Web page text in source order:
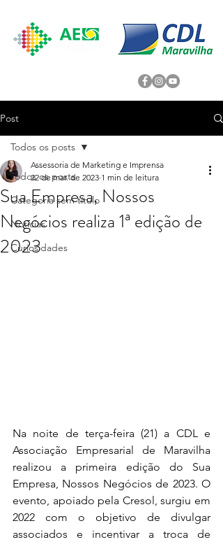
Post
Todos os posts
Categoria sem título
Noticias
Curiosidades
Todos os posts
Sua Empresa, Nossos
Negócios realiza 1ª edição de
2023
Assessoria de Marketing e Imprensa
22 de mar. de 2023 1 min de leitura
Na noite de terça-feira (21) a CDL e
Associação Empresarial de Maravilha
realizou a primeira edição do Sua
Empresa, Nossos Negócios de 2023. O
evento, apoiado pela Cresol, surgiu em
2022 com o objetivo de divulgar
associados e incentivar a troca de